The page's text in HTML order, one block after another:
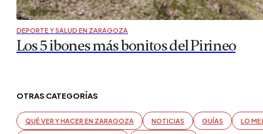
DEPORTE Y SALUD EN ZARAGOZA
Los 5 ibones más bonitos del Pirineo
OTRAS CATEGORÍAS
QUÉ VER Y HACER EN ZARAGOZA NOTICIAS GUÍAS LO